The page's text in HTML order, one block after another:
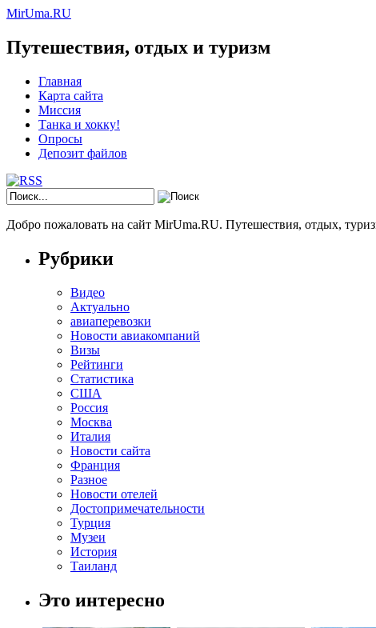
MirUma.RU
Путешествия, отдых и туризм
Главная
Карта сайта
Миссия
Танка и хокку!
Опросы
Депозит файлов
Добро пожаловать на сайт MirUma.RU. Путешествия, отдых,
Рубрики
Видео
Актуально
авиаперевозки
Новости авиакомпаний
Визы
Рейтинги
Статистика
США
Россия
Москва
Италия
Новости сайта
Франция
Разное
Новости отелей
Достопримечательности
Турция
Музеи
История
Таиланд
Это интересно